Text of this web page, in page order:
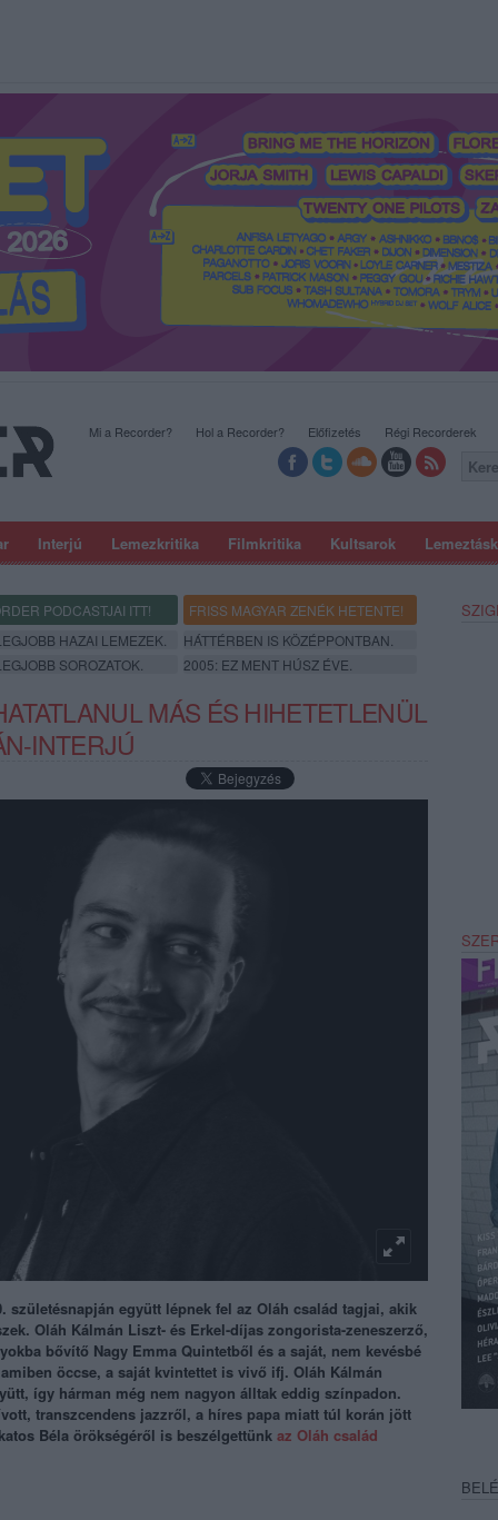
Interjú Lemezkritika Filmkritika Kultsarok
Mi a Recorder? Hol a Recorder? Előfizetés Régi Recorderek
PODCASTJAI ITT!
FRISS MAGYAR ZENÉK HETENTE!
HAZAI LEMEZEK.
HÁTTÉRBEN IS KÖZÉPPONTBAN.
SOROZATOK. 2005: EZ MENT HÚSZ ÉVE.
MÁS ÉS HIHETETLENÜL
INTERJÚ
születésnapján együtt lépnek fel az Oláh család tagjai, akik
Oláh Kálmán Liszt- és Erkel-díjas zongorista-zeneszerző,
bővítő Nagy Emma Quintetből és a saját, nem kevésbé
öccse, a saját kvintettet is vivő ifj. Oláh Kálmán
így hárman még nem nagyon álltak eddig színpadon.
transzcendens jazzről, a híres papa miatt túl korán jött
Béla örökségéről is beszélgettünk az Oláh család